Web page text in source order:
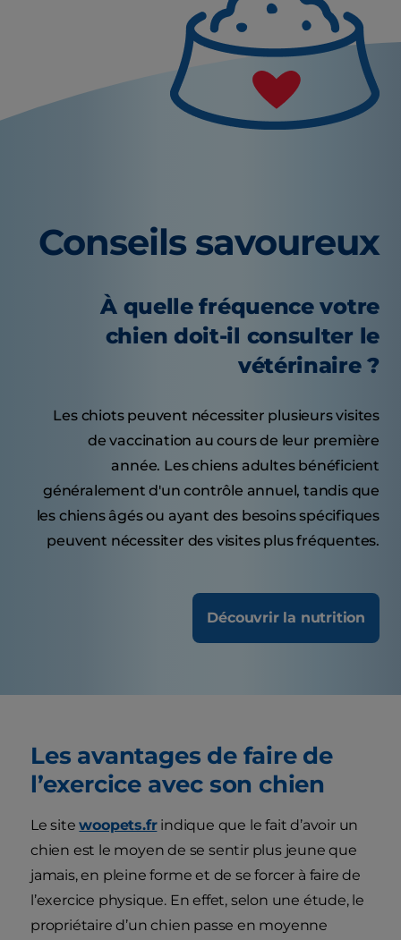
Conseils savoureux
À quelle fréquence votre
chien doit-il consulter le
vétérinaire ?
Les chiots peuvent nécessiter plusieurs visites
de vaccination au cours de leur première
année. Les chiens adultes bénéficient
généralement d'un contrôle annuel, tandis que
les chiens âgés ou ayant des besoins spécifiques
peuvent nécessiter des visites plus fréquentes.
Découvrir la nutrition
Les avantages de faire de
l’exercice avec son chien
Le sitewoopets.frindique que le fait d’avoir un
chien est le moyen de se sentir plus jeune que
jamais, en pleine forme et de se forcer à faire de
l’exercice physique. En effet, selon une étude, le
propriétaire d’un chien passe en moyenne